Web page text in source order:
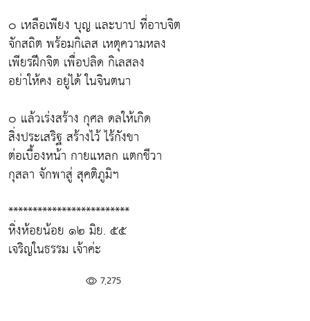
๐ เหลือเพียง บุญ และบาป ที่อาบจิต
จักสถิต พร้อมกิเลส เหตุความหลง
เพียรฝึกจิต เพื่อปลิด กิเลสลง
อย่าให้คง อยู่ได้ ในจินตนา
๐ แล้วเร่งสร้าง กุศล ดลให้เกิด
สิ่งประเสริฐ สร้างไว้ ไร้กังขา
ต่อเบื้องหน้า กายแหลก แตกชีวา
กุสลา จักพาสู่ สุคติภูมิฯ
*************************
หิ่งห้อยน้อย ๑๒ มิย. ๕๕
เจริญในธรรม เจ้าค่ะ
7,275